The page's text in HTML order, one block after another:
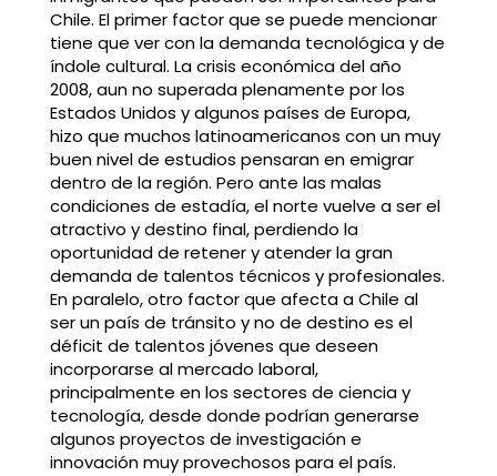
Chile. El primer factor que se puede mencionar
tiene que ver con la demanda tecnológica y de
índole cultural. La crisis económica del año
2008, aun no superada plenamente por los
Estados Unidos y algunos países de Europa,
hizo que muchos latinoamericanos con un muy
buen nivel de estudios pensaran en emigrar
dentro de la región. Pero ante las malas
condiciones de estadía, el norte vuelve a ser el
atractivo y destino final, perdiendo la
oportunidad de retener y atender la gran
demanda de talentos técnicos y profesionales.
En paralelo, otro factor que afecta a Chile al
ser un país de tránsito y no de destino es el
déficit de talentos jóvenes que deseen
incorporarse al mercado laboral,
principalmente en los sectores de ciencia y
tecnología, desde donde podrían generarse
algunos proyectos de investigación e
innovación muy provechosos para el país.